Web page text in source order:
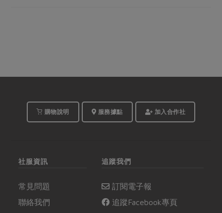
購物說明 服務據點 加入合作社
社服資訊
常見問題
聯絡我們
追蹤我們
訂閱電子報
追蹤Facebook專頁